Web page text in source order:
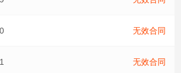
无效合同
无效合同